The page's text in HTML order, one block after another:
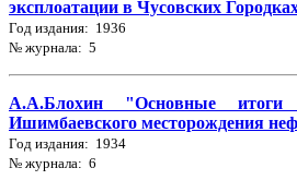
эксплоатации в Чусовских
Год издания: 1936
№ журнала: 5
А.А.Блохин "Основные итоги
Ишимбаевского месторождения
Год издания: 1934
№ журнала: 6